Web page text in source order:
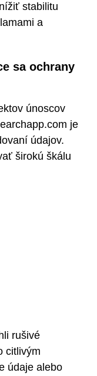
stabilitu
a
sa ochrany
únoscov
je
údajov.
širokú škálu
rušivé
citlivým
údaje alebo